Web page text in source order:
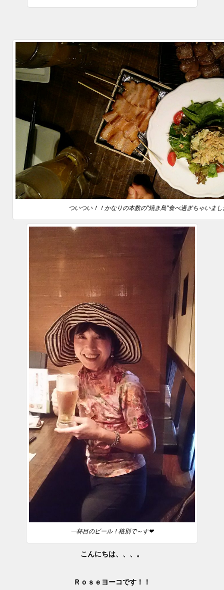
ついつい！！かなりの本数の”焼き鳥”食べ過ぎちゃいま
一杯目のビール！格別で～す❤
こんにちは、、、。
Ｒｏｓｅヨーコです！！